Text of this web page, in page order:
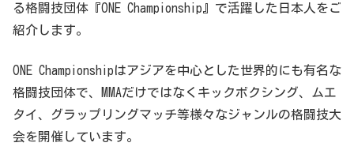
る格闘技団体『ONE Championship』で活躍した日本人をご
紹介します。
ONE Championshipはアジアを中心とした世界的にも有名な
格闘技団体で、MMAだけではなくキックボクシング、ムエ
タイ、グラップリングマッチ等様々なジャンルの格闘技大
会を開催しています。